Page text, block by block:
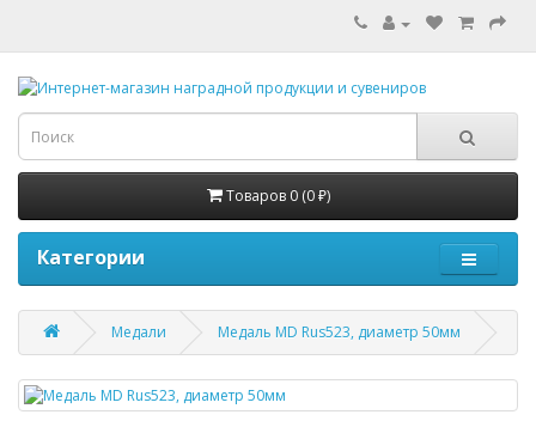
Товаров 0 (0 ₽)
Категории
Медали Медаль MD Rus523, диаметр 50мм